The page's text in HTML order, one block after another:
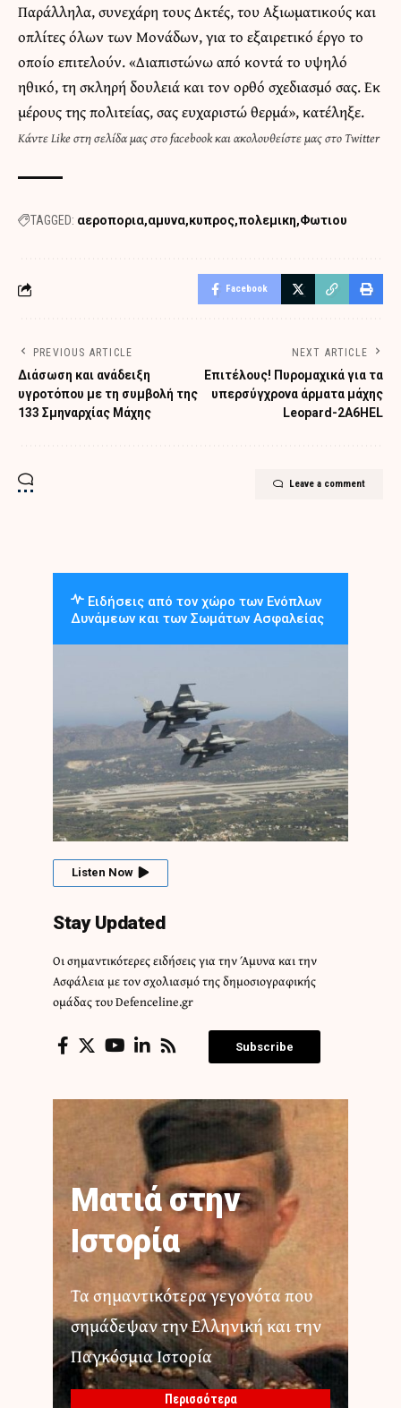
Παράλληλα, συνεχάρη τους Δκτές, του Αξιωματικούς και
οπλίτες όλων των Μονάδων, για το εξαιρετικό έργο το
οποίο επιτελούν. «Διαπιστώνω από κοντά το υψηλό
ηθικό, τη σκληρή δουλειά και τον ορθό σχεδιασμό σας. Εκ
μέρους της πολιτείας, σας ευχαριστώ θερμά», κατέληξε.
ΚάντεLike στη σελίδα μας στο facebookκαιακολουθείστε μας στο Twitter
TAGGED: αεροπορια αμυνα κυπρος πολεμικη Φωτιου
Facebook
PREVIOUS ARTICLE
Διάσωση και ανάδειξη
υγροτόπου με τη συμβολή της
133 Σμηναρχίας Μάχης
NEXT ARTICLE
Επιτέλους! Πυρομαχικά για τα
υπερσύγχρονα άρματα μάχης
Leopard-2A6HEL
Leave a comment
Ειδήσεις από τον χώρο των Ενόπλων
Δυνάμεων και των Σωμάτων Ασφαλείας
Listen Now
Stay Updated
Οι σημαντικότερες ειδήσεις για την Άμυνα και την
Ασφάλεια με τον σχολιασμό της δημοσιογραφικής
ομάδας του Defenceline.gr
Subscribe
Ματιά στην
Ιστορία
Τα σημαντικότερα γεγονότα που
σημάδεψαν την Ελληνική και την
Παγκόσμια Ιστορία
Περισσότερα